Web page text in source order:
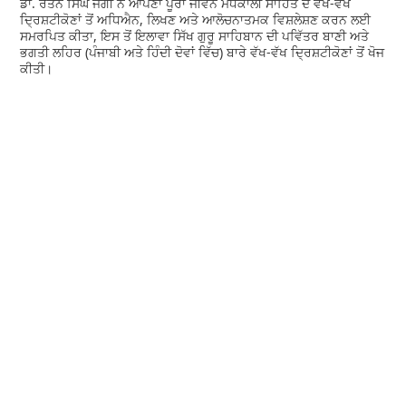
ਦ੍ਰਿਸ਼ਟੀਕੋਣਾਂ ਤੋਂ ਅਧਿਐਨ, ਲਿਖਣ ਅਤੇ ਆਲੋਚਨਾਤਮਕ ਵਿਸ਼ਲੇਸ਼ਣ ਕਰਨ ਲਈ
ਸਮਰਪਿਤ ਕੀਤਾ, ਇਸ ਤੋਂ ਇਲਾਵਾ ਸਿੱਖ ਗੁਰੂ ਸਾਹਿਬਾਨ ਦੀ ਪਵਿੱਤਰ ਬਾਣੀ ਅਤੇ
ਭਗਤੀ ਲਹਿਰ (ਪੰਜਾਬੀ ਅਤੇ ਹਿੰਦੀ ਦੋਵਾਂ ਵਿੱਚ) ਬਾਰੇ ਵੱਖ-ਵੱਖ ਦ੍ਰਿਸ਼ਟੀਕੋਣਾਂ ਤੋਂ ਖੋਜ
ਕੀਤੀ।